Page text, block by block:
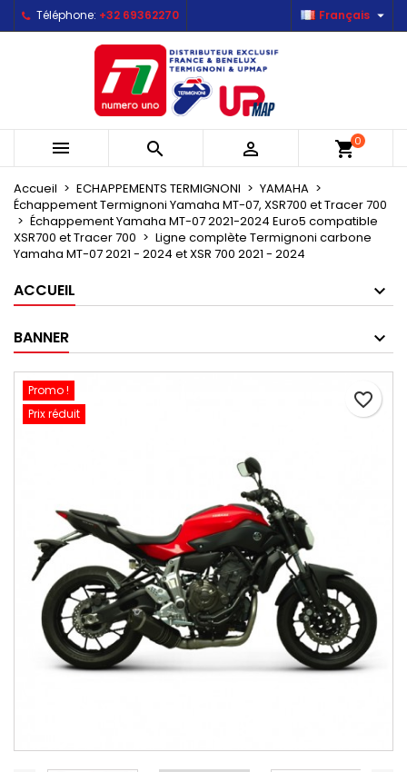
Téléphone: +32 69362270 Français 
   shopping_cart0
Accueil ECHAPPEMENTS TERMIGNONI
YAMAHA
Échappement Termignoni Yamaha MT-07, XSR700 et Tracer 700
Échappement Yamaha MT-07 2021-2024 Euro5 compatible
XSR700 et Tracer 700
Ligne complète Termignoni carbone
Yamaha MT-07 2021 - 2024 et XSR 700 2021 - 2024
ACCUEIL
BANNER
Promo !
Prix réduit
favorite_border
Mes listes d'envies ×
Créer une nouvelle liste
Créer une liste d'envies ×
Nom de la liste d'envies
Connexion ×
Vous devez être connecté pour ajouter des produits
à votre liste d'envies.
Annuler Connexion